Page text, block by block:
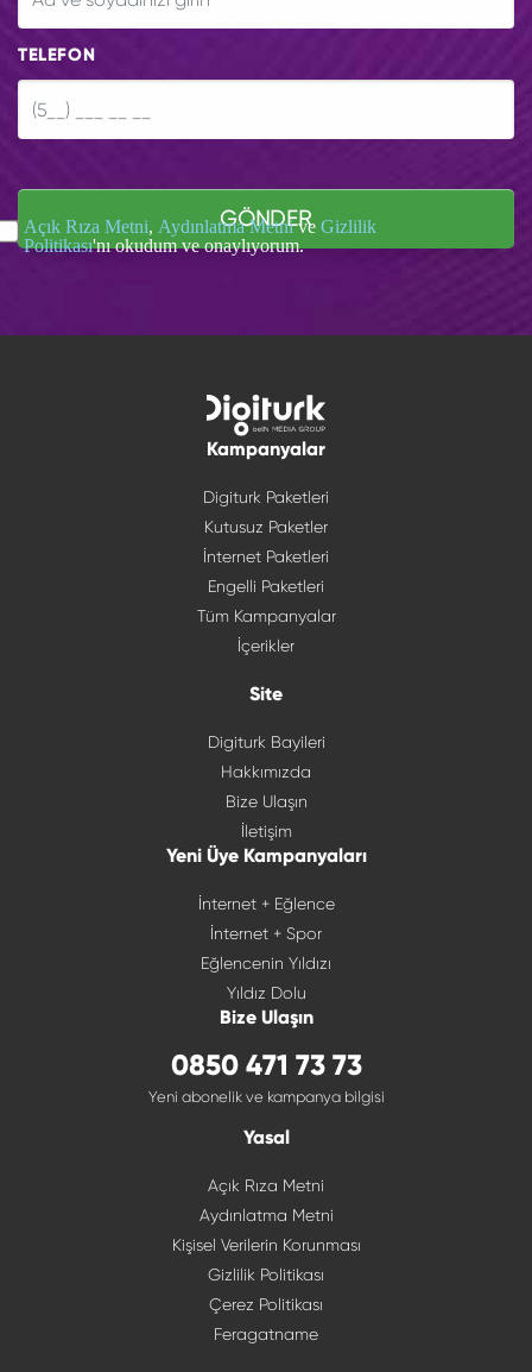
TELEFON
GÖNDER
Açık Rıza Metni, Aydınlatma Metnive Gizlilik
Politikası'nı okudum ve onaylıyorum.
Kampanyalar
Digiturk Paketleri
Kutusuz Paketler
İnternet Paketleri
Engelli Paketleri
Tüm Kampanyalar
İçerikler
Site
Digiturk Bayileri
Hakkımızda
Bize Ulaşın
İletişim
Yeni Üye Kampanyaları
İnternet + Eğlence
İnternet + Spor
Eğlencenin Yıldızı
Yıldız Dolu
Bize Ulaşın
0850 471 73 73
Yeni abonelik ve kampanya bilgisi
Yasal
Açık Rıza Metni
Aydınlatma Metni
Kişisel Verilerin Korunması
Gizlilik Politikası
Çerez Politikası
Feragatname